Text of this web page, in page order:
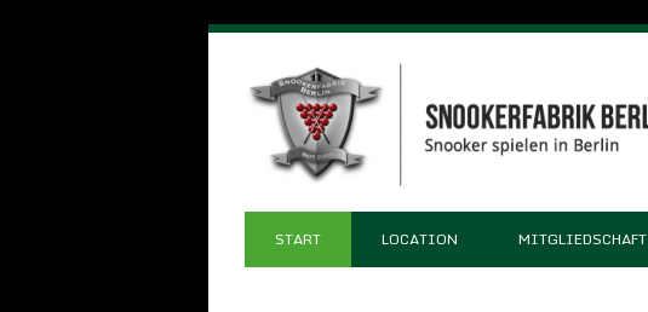
START LOCATION MITGLIEDSCHAFT